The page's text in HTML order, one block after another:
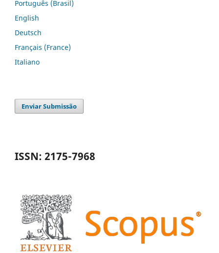
Português (Brasil)
English
Deutsch
Français (France)
Italiano
Enviar Submissão
ISSN: 2175-7968